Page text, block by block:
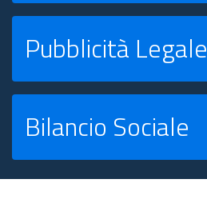
Pubblicità Legale
Bilancio Sociale